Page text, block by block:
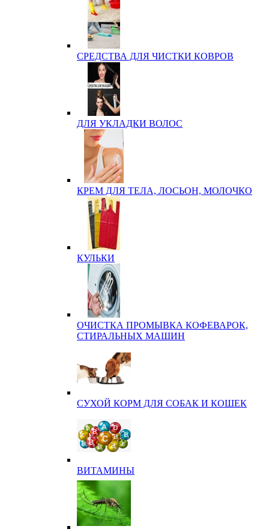
СРЕДСТВА ДЛЯ ЧИСТКИ КОВРОВ
ДЛЯ УКЛАДКИ ВОЛОС
КРЕМ ДЛЯ ТЕЛА, ЛОСЬОН, МОЛОЧКО
КУЛЬКИ
ОЧИСТКА ПРОМЫВКА КОФЕВАРОК,
СТИРАЛЬНЫХ МАШИН
СУХОЙ КОРМ ДЛЯ СОБАК И КОШЕК
ВИТАМИНЫ